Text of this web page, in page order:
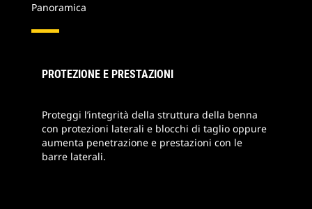
Panoramica
PROTEZIONE E PRESTAZIONI
Proteggi l’integrità della struttura della benna
con protezioni laterali e blocchi di taglio oppure
aumenta penetrazione e prestazioni con le
barre laterali.